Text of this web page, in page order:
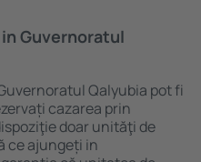
Guvernoratul
Qalyubia pot fi
cazarea prin
doar unităţi de
ce ajungeți in